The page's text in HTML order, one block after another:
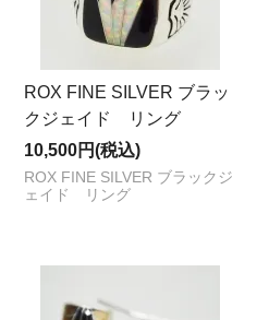
ROX FINE SILVER ブラッ
クジェイド リング
10,500円(税込)
ROX FINE SILVER ブラックジ
ェイド リング